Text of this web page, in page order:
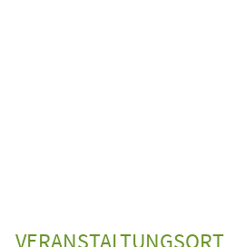
VERANSTALTUNGSORT